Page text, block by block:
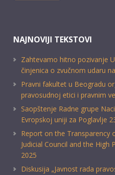
NAJNOVIJI TEKSTOVI
Zahtevamo hitno pozivanje
činjenica o zvučnom udaru
Pravni fakultet u Beogradu
pravosudnoj etici i pravnim
Saopštenje Radne grupe
Evropskoj uniji za Poglavlje
Report on the Transparency
Judicial Council and the High
2025
Diskusija „Javnost rada